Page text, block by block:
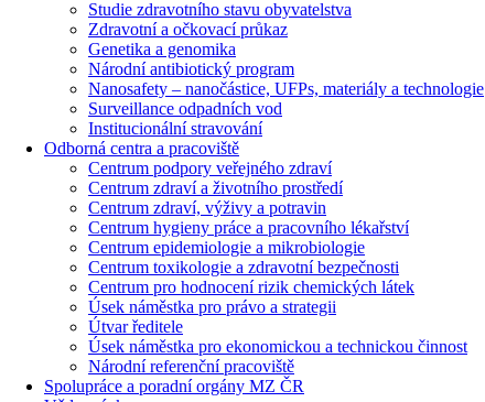
Studie zdravotního stavu obyvatelstva
Zdravotní a očkovací průkaz
Genetika a genomika
Národní antibiotický program
Nanosafety – nanočástice, UFPs, materiály a technologie
Surveillance odpadních vod
Institucionální stravování
Odborná centra a pracoviště
Centrum podpory veřejného zdraví
Centrum zdraví a životního prostředí
Centrum zdraví, výživy a potravin
Centrum hygieny práce a pracovního lékařství
Centrum epidemiologie a mikrobiologie
Centrum toxikologie a zdravotní bezpečnosti
Centrum pro hodnocení rizik chemických látek
Úsek náměstka pro právo a strategii
Útvar ředitele
Úsek náměstka pro ekonomickou a technickou činnost
Národní referenční pracoviště
Spolupráce a poradní orgány MZ ČR